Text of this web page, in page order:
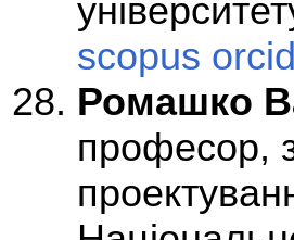
scopus
Ромашко
професор,